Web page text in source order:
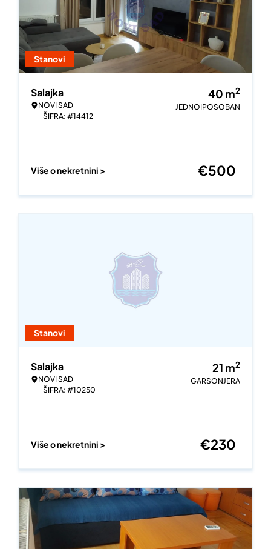
Stanovi
Salajka
NOVI SAD
ŠIFRA: #14412
40 m2
JEDNOIPOSOBAN
Više o nekretnini > €500
Stanovi
Salajka
NOVI SAD
ŠIFRA: #10250
21 m2
GARSONJERA
Više o nekretnini > €230